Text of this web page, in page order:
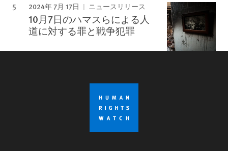
2024年 7月 17日 ニュースリリース
10月7日のハマスらによる人
道に対する罪と戦争犯罪